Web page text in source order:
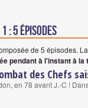
: 5 épisodes
de 5 épisodes.
pendant à l'instant à la
des Chefs
en 78 avant J.-C !